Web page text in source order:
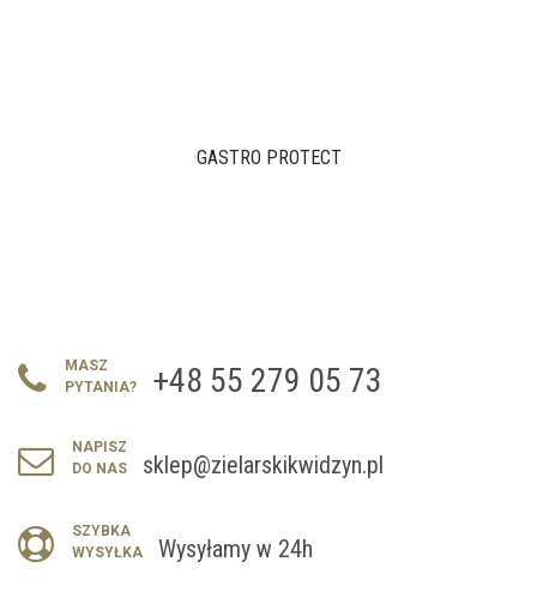
GASTRO PROTECT
MASZ
PYTANIA?
+48 55 279 05 73
NAPISZ
DO NAS
sklep@zielarskikwidzyn.pl
SZYBKA
WYSYŁKA
Wysyłamy w 24h